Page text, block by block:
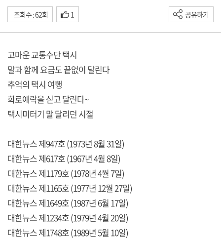
조회수 : 62회 1 공유하기
고마운 교통수단 택시
말과 함께 요금도 끝없이 달린다
추억의 택시 여행
희로애락을 싣고 달린다~
택시미터기 말 달리던 시절
대한뉴스 제947호 (1973년 8월 31일)
대한뉴스 제617호 (1967년 4월 8일)
대한뉴스 제1179호 (1978년 4월 7일)
대한뉴스 제1165호 (1977년 12월 27일)
대한뉴스 제1649호 (1987년 6월 17일)
대한뉴스 제1234호 (1979년 4월 20일)
대한뉴스 제1748호 (1989년 5월 10일)